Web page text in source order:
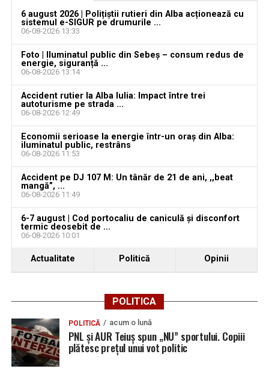
YouTube Instagram
Ultimele știri din Teiuș
Jaf de peste 300.000 de euro, la Teiuș. Familia
păgubită susține că ancheta bate pasul pe loc, la
aproape o lună de la spargere
Locuri de muncă în Sântimbru, disponibile la 4
vacante
Locuri de muncă în Galda de Jos, disponibile la 4
august 2026. AJOFM Alba a publicat lista posturilor
vacante
Locuri de muncă în Teiuș, disponibile la 4 august
2026. AJOFM Alba a publicat lista posturilor
vacante
Bărbat de 30 de ani din Galda de Jos, reținut după
ce și-ar fi agresat și violat partenera
6 august 2026 | Polițiștii rutieri din Alba acționează cu
sistemul e-SIGUR pe drumurile ...
06-08-2026 13:33
Foto | Iluminatul public din Sebeș – consum redus de
energie, siguranță ...
06-08-2026 13:14
Accident rutier la Alba Iulia: Impact între trei
autoturisme pe strada ...
06-08-2026 12:49
Economii serioase la energie într-un oraș din Alba:
iluminatul public, restrâns
06-08-2026 11:53
Accident pe DJ 107 M: Un tânăr de 21 de ani, ,,beat
mangă”, ...
06-08-2026 11:49
6-7 august | Cod portocaliu de caniculă și disconfort
termic deosebit de ...
06-08-2026 10:01
Actualitate Politică Opinii
POLITICA
POLITICĂ acum o lună
PNL și AUR Teiuș spun „NU” sportului. Copiii
plătesc prețul unui vot politic